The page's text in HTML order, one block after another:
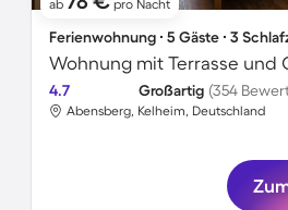
ab pro Nacht
Ferienwohnung ∙ 5 Gäste ∙ 3
Wohnung mit Terrasse und
4.7 Großartig (354
Abensberg, Kelheim, Deutschland